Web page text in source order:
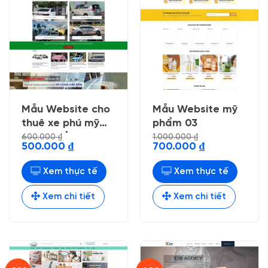
Mẫu Website cho
thuê xe phú mỹ
nhẹ chuẩn seo
600.000₫
Giá
là:
600.000 ₫.
500.000 ₫Giá
hiện
tại
là:
500.000 ₫.
Xem thực tế
Xem chi tiết
Mẫu Website mỹ
phẩm 03
1.000.000₫
Giá
là:
1.000.000 ₫.
700.000 ₫Giá
hiện
tại
là:
700.000 ₫.
Xem thực tế
Xem chi tiết